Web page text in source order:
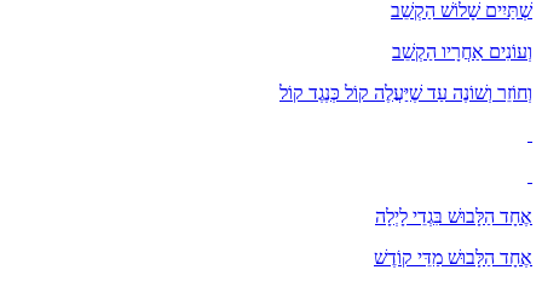
שְׁתַּיִים שָׁלוֹשׁ הַקְשֵׁב
וְעוֹנִים אַחֲרָיו הַקְשֵׁב
וְחוֹזֵר וְשׁוֹנֶה עַד שֶׁיַּעֲלֶה קוֹל כְּנֶגֶד קוֹל
אֶחָד הַלָּבוּשׁ בִּגְדֵי לָיְלָה
אֶחָד הַלָּבוּשׁ מַדֵּי קוֹדֶשׁ